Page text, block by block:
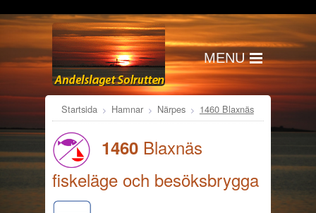
MENU
Startsida Hamnar Närpes 1460 Blaxnäs
1460 Blaxnäs
fiskeläge och besöksbrygga